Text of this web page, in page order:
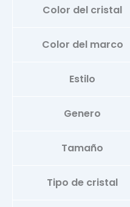
Color del cristal
Color del marco
Estilo
Genero
Tamaño
Tipo de cristal